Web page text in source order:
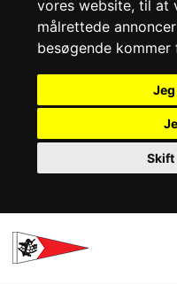
vores website, til at
målrettede
besøgende kommer